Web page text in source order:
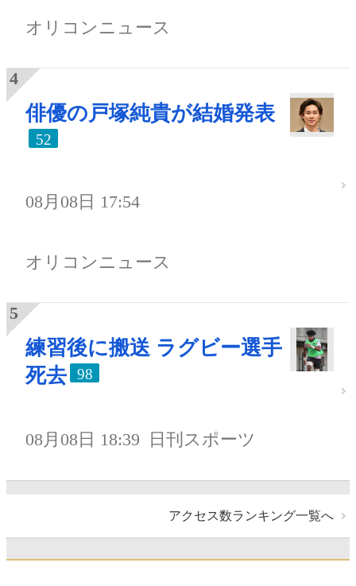
オリコンニュース
俳優の戸塚純貴が結婚発表
52
08月08日 17:54
オリコンニュース
練習後に搬送 ラグビー選手
死去
98
08月08日 18:39 日刊スポーツ
アクセス数ランキング一覧へ